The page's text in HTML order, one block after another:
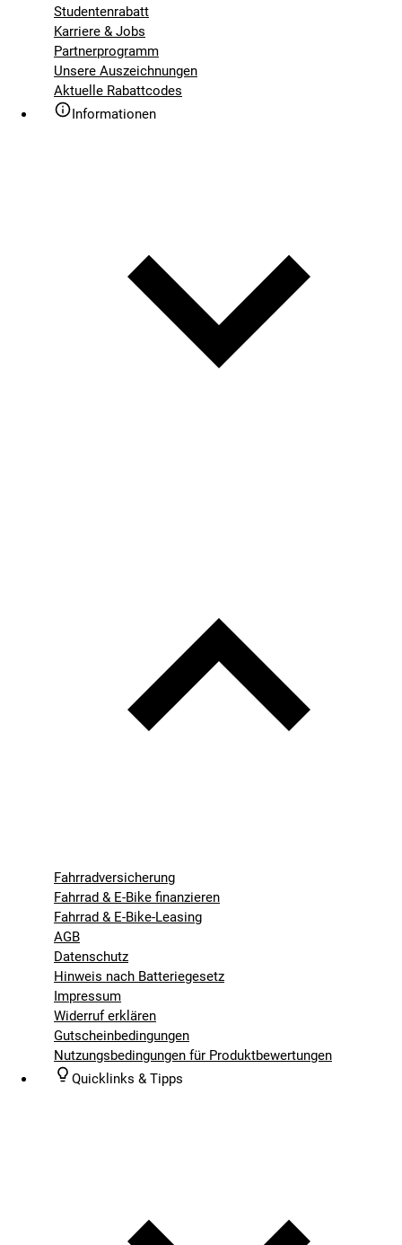
Studentenrabatt
Karriere & Jobs
Partnerprogramm
Unsere Auszeichnungen
Aktuelle Rabattcodes
Informationen
Fahrradversicherung
Fahrrad & E-Bike finanzieren
Fahrrad & E-Bike-Leasing
AGB
Datenschutz
Hinweis nach Batteriegesetz
Impressum
Widerruf erklären
Gutscheinbedingungen
Nutzungsbedingungen für Produktbewertungen
Quicklinks & Tipps